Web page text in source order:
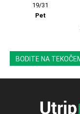
19/31
Pet
BODITE NA